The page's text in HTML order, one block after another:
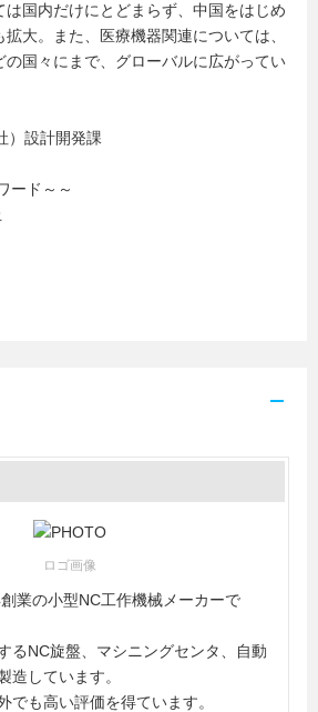
国内だけにとどまらず、中国をはじめ
大。また、医療機器関連については、
の国々にまで、グローバルに広がってい
）設計開発課
ード～～
ロゴ画像
業の小型NC工作機械メーカーで
るNC旋盤、マシニングセンタ、自動
造しています。
でも高い評価を得ています。